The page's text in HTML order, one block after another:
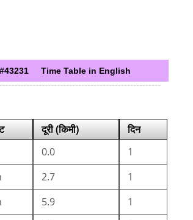
#43231 Time Table in English
दूरी (किमी)
दिन
0.0
1
2.7
1
5.9
1